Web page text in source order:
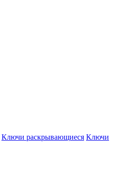
Ключи раскрывающиеся Ключи